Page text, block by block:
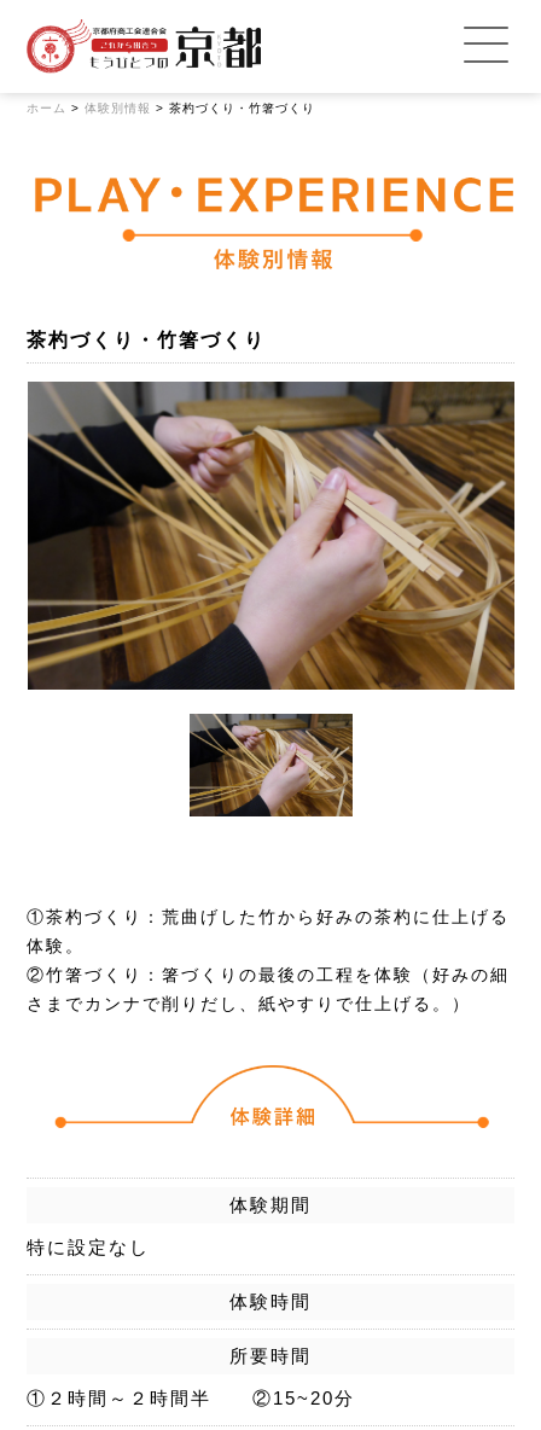
ホーム >体験別情報 >茶杓づくり・竹箸づくり
茶杓づくり・竹箸づくり
①茶杓づくり：荒曲げした竹から好みの茶杓に仕上げる
体験。
②竹箸づくり：箸づくりの最後の工程を体験（好みの細
さまでカンナで削りだし、紙やすりで仕上げる。）
体験期間
特に設定なし
体験時間
所要時間
①２時間～２時間半 ②15~20分